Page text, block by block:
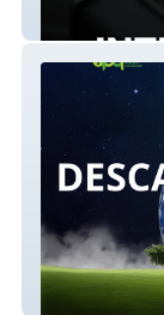
APQ Gestão